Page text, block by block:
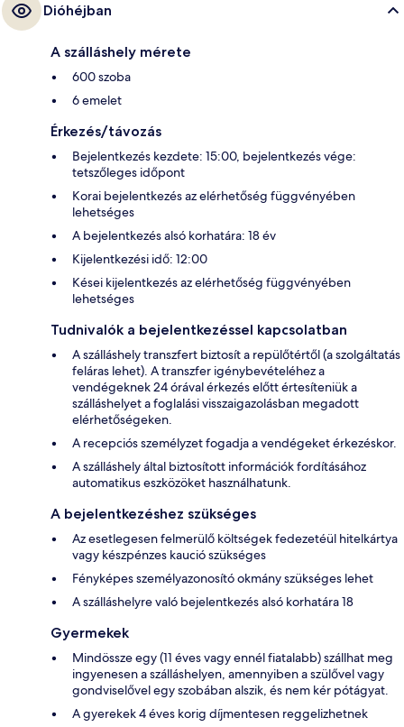
Dióhéjban
A szálláshely mérete
600 szoba
6 emelet
Érkezés/távozás
Bejelentkezés kezdete: 15:00, bejelentkezés vége:
tetszőleges időpont
Korai bejelentkezés az elérhetőség függvényében
lehetséges
A bejelentkezés alsó korhatára: 18 év
Kijelentkezési idő: 12:00
Kései kijelentkezés az elérhetőség függvényében
lehetséges
Tudnivalók a bejelentkezéssel kapcsolatban
A szálláshely transzfert biztosít a repülőtértől (a szolgáltatás
feláras lehet). A transzfer igénybevételéhez a
vendégeknek 24 órával érkezés előtt értesíteniük a
szálláshelyet a foglalási visszaigazolásban megadott
elérhetőségeken.
A recepciós személyzet fogadja a vendégeket érkezéskor.
A szálláshely által biztosított információk fordításához
automatikus eszközöket használhatunk.
A bejelentkezéshez szükséges
Az esetlegesen felmerülő költségek fedezetéül hitelkártya
vagy készpénzes kaució szükséges
Fényképes személyazonosító okmány szükséges lehet
A szálláshelyre való bejelentkezés alsó korhatára 18
Gyermekek
Mindössze egy (11 éves vagy ennél fiatalabb) szállhat meg
ingyenesen a szálláshelyen, amennyiben a szülővel vagy
gondviselővel egy szobában alszik, és nem kér pótágyat.
A gyerekek 4 éves korig díjmentesen reggelizhetnek